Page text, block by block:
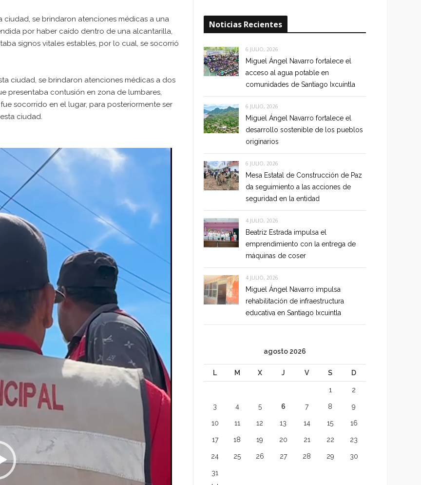
ciudad, se brindaron atenciones médicas a una
por haber caído dentro de una alcantarilla,
signos vitales estables, por lo cual, se socorrió
ciudad, se brindaron atenciones médicas a dos
presentaba contusión en zona de lumbares,
socorrido en el lugar, para posteriormente ser
ciudad.
Noticias Recientes
6 JULIO, 2026
Miguel Ángel Navarro fortalece el
acceso al agua potable en
comunidades de Santiago Ixcuintla
6 JULIO, 2026
Miguel Ángel Navarro fortalece el
desarrollo sostenible de los pueblos
originarios
6 JULIO, 2026
Mesa Estatal de Construcción de Paz
da seguimiento a las acciones de
seguridad en la entidad
4 JULIO, 2026
Beatriz Estrada impulsa el
emprendimiento con la entrega de
máquinas de coser
4 JULIO, 2026
Miguel Ángel Navarro impulsa
rehabilitación de infraestructura
educativa en Santiago Ixcuintla
agosto 2026
L M X J V S D
1 2
3 4 5 6 7 8 9
10 11 12 13 14 15 16
17 18 19 20 21 22 23
24 25 26 27 28 29 30
31